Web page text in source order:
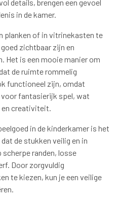
details, brengen een gevoel
in de kamer.
planken of in vitrinekasten te
zichtbaar zijn en
Het is een mooie manier om
de ruimte rommelig
functioneel zijn, omdat
voor fantasierijk spel, wat
en creativiteit.
in de kinderkamer is het
de stukken veilig en in
randen, losse
Door zorgvuldig
te kiezen, kun je een veilige